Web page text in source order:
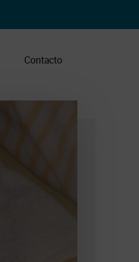
Contacto